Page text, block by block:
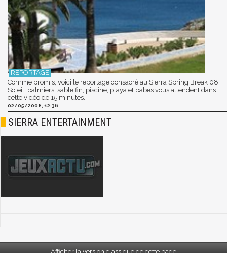
Comme promis, voici le reportage consacré au Sierra Spring Break 08.
Soleil, palmiers, sable fin, piscine, playa et babes vous attendent dans
cette vidéo de 15 minutes.
02/05/2008, 12:36
SIERRA ENTERTAINMENT